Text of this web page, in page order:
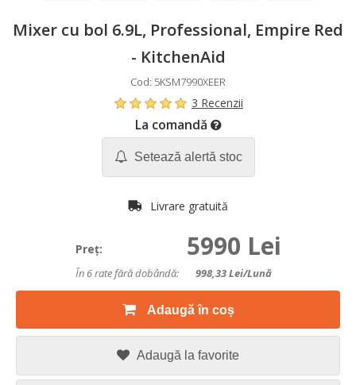
Mixer cu bol 6.9L, Professional, Empire Red
- KitchenAid
Cod: 5KSM7990XEER
3 Recenzii
La comandă
Setează alertă stoc
Livrare gratuită
Preţ: 5990 Lei
În 6 rate fără dobândă: 998,33Lei/lună
Adaugă în coș
Adaugă la favorite